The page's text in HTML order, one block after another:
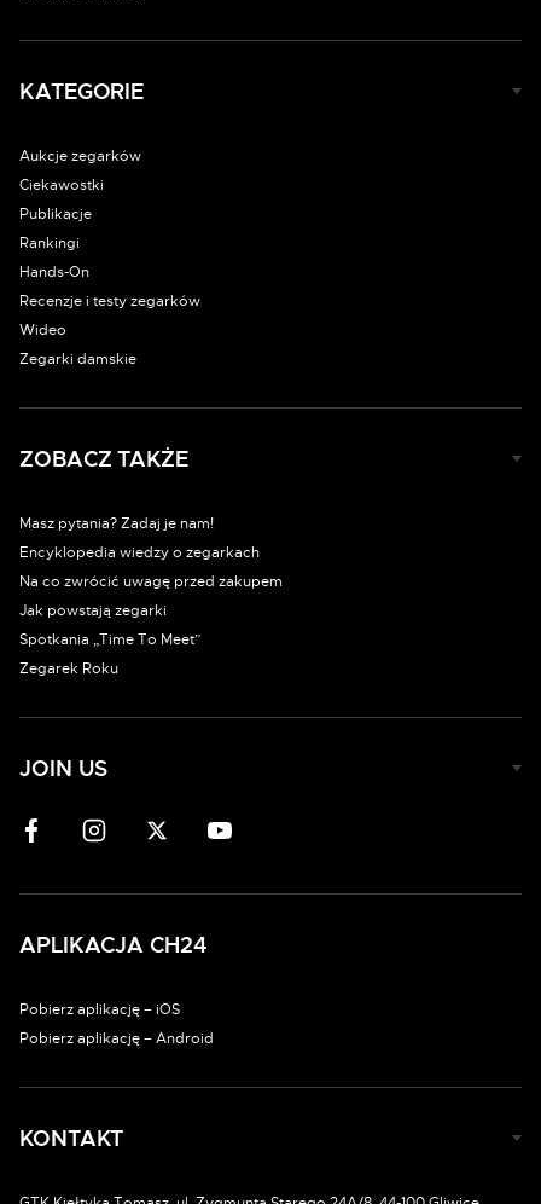
KATEGORIE
Aukcje zegarków
Ciekawostki
Publikacje
Rankingi
Hands-On
Recenzje i testy zegarków
Wideo
Zegarki damskie
ZOBACZ TAKŻE
Masz pytania? Zadaj je nam!
Encyklopedia wiedzy o zegarkach
Na co zwrócić uwagę przed zakupem
Jak powstają zegarki
Spotkania „Time To Meet”
Zegarek Roku
JOIN US
APLIKACJA CH24
Pobierz aplikację – iOS
Pobierz aplikację – Android
KONTAKT